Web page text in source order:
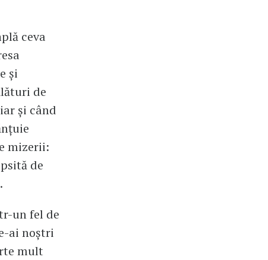
ceva
și
de
și când
mizerii:
de
un fel de
ai noștri
mult